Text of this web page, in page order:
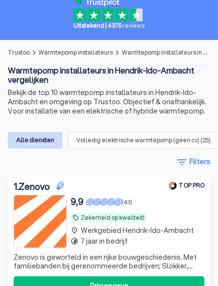
Uitstekend 4375reviews
Trustoo arrow_forward_ios Warmtepomp installateurs arrow_forward_ios Warmtepomp installateurs in Hendrik-Ido-Ambacht
Warmtepomp installateurs in Hendrik-Ido-Ambacht
vergelijken
Bekijk de top 10 warmtepomp installateurs in Hendrik-Ido-
Ambacht en omgeving op Trustoo. Objectief & onafhankelijk.
Voor installatie van een elektrische of hybride warmtepomp.
Alle diensten Volledig elektrische warmtepomp (geen cv) (25)
filter_list Filters
1.Zenovo TOP PRO
local_offer Zekerheid op kwaliteit!
(43)
9,9
Zenovo is geworteld in een rijke bouwgeschiedenis. Met
familiebanden bij gerenommeerde bedrijven; Slokker,
Gebr. de Rooij en Dura Vermeer combineren wij generaties
vakmanschap en technische innovatie.
place Werkgebied Hendrik-Ido-Ambacht
timelapse 7 jaar in bedrijf